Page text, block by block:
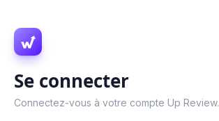
Se connecter
Connectez-vous à votre compte Up Review.